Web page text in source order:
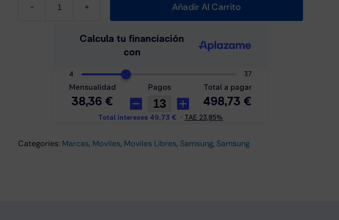
Samsung
cantidad
Añadir Al Carrito
Categories: Marcas, Moviles, Moviles Libres, Samsung, Samsung